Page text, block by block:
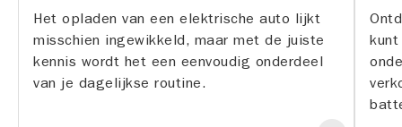
Het opladen van een elektrische auto lijkt
misschien ingewikkeld, maar met de juiste
kennis wordt het een eenvoudig onderdeel
van je dagelijkse routine.